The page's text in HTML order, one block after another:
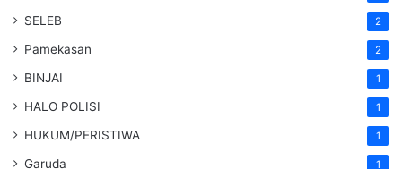
SELEB 2
Pamekasan 2
BINJAI 1
HALO POLISI 1
HUKUM/PERISTIWA 1
Garuda 1